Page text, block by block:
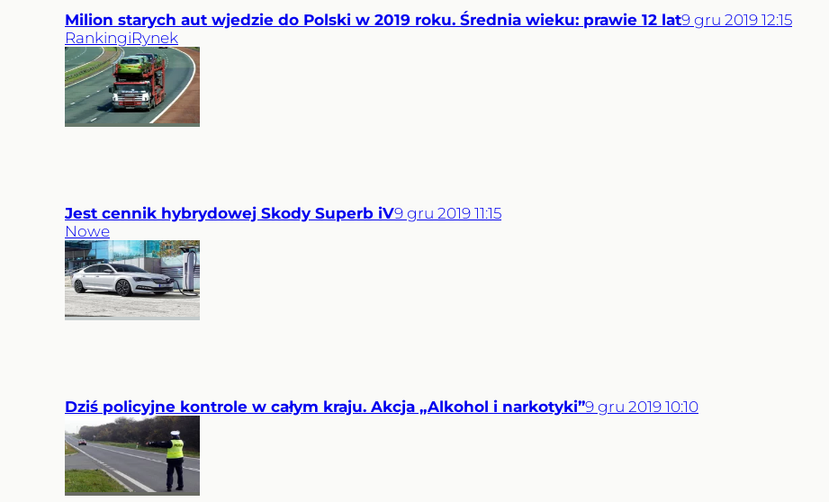
Milion starych aut wjedzie do Polski w 2019 roku. Średnia wieku: prawie 12 lat9 gru 2019 12:15
RankingiRynek
Jest cennik hybrydowej Skody Superb iV9 gru 2019 11:15
Nowe
Dziś policyjne kontrole w całym kraju. Akcja „Alkohol i narkotyki”9 gru 2019 10:10